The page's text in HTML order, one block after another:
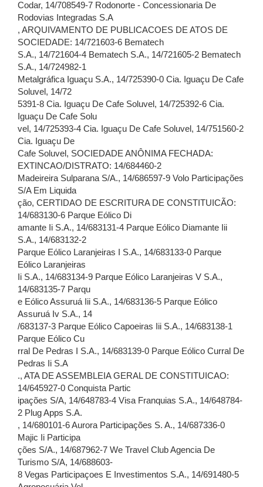
Codar, 14/708549-7 Rodonorte - Concessionaria De
Rodovias Integradas S.A
, ARQUIVAMENTO DE PUBLICACOES DE ATOS DE
SOCIEDADE: 14/721603-6 Bematech
S.A., 14/721604-4 Bematech S.A., 14/721605-2 Bematech
S.A., 14/724982-1
Metalgráfica Iguaçu S.A., 14/725390-0 Cia. Iguaçu De Cafe
Soluvel, 14/72
5391-8 Cia. Iguaçu De Cafe Soluvel, 14/725392-6 Cia.
Iguaçu De Cafe Solu
vel, 14/725393-4 Cia. Iguaçu De Cafe Soluvel, 14/751560-2
Cia. Iguaçu De
Cafe Soluvel, SOCIEDADE ANÔNIMA FECHADA:
EXTINCAO/DISTRATO: 14/684460-2
Madeireira Sulparana S/A., 14/686597-9 Volo Participações
S/A Em Liquida
ção, CERTIDAO DE ESCRITURA DE CONSTITUICÃO:
14/683130-6 Parque Eólico Di
amante Ii S.A., 14/683131-4 Parque Eólico Diamante Iii
S.A., 14/683132-2
Parque Eólico Laranjeiras I S.A., 14/683133-0 Parque
Eólico Laranjeiras
Ii S.A., 14/683134-9 Parque Eólico Laranjeiras V S.A.,
14/683135-7 Parqu
e Eólico Assuruá Iii S.A., 14/683136-5 Parque Eólico
Assuruá Iv S.A., 14
/683137-3 Parque Eólico Capoeiras Iii S.A., 14/683138-1
Parque Eólico Cu
rral De Pedras I S.A., 14/683139-0 Parque Eólico Curral De
Pedras Ii S.A
., ATA DE ASSEMBLEIA GERAL DE CONSTITUICAO:
14/645927-0 Conquista Partic
ipações S/A, 14/648783-4 Visa Franquias S.A., 14/648784-
2 Plug Apps S.A.
, 14/680101-6 Aurora Participações S. A., 14/687336-0
Majic Ii Participa
ções S/A., 14/687962-7 We Travel Club Agencia De
Turismo S/A, 14/688603-
8 Vegas Participaçoes E Investimentos S.A., 14/691480-5